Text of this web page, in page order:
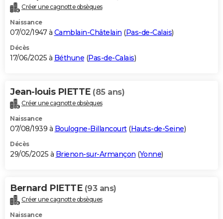
Créer une cagnotte obsèques
Naissance
07/02/1947 à Camblain-Châtelain (Pas-de-Calais)
Décès
17/06/2025 à Béthune (Pas-de-Calais)
Jean-louis PIETTE (85 ans)
Créer une cagnotte obsèques
Naissance
07/08/1939 à Boulogne-Billancourt(Hauts-de-Seine)
Décès
29/05/2025 à Brienon-sur-Armançon (Yonne)
Bernard PIETTE (93 ans)
Créer une cagnotte obsèques
Naissance